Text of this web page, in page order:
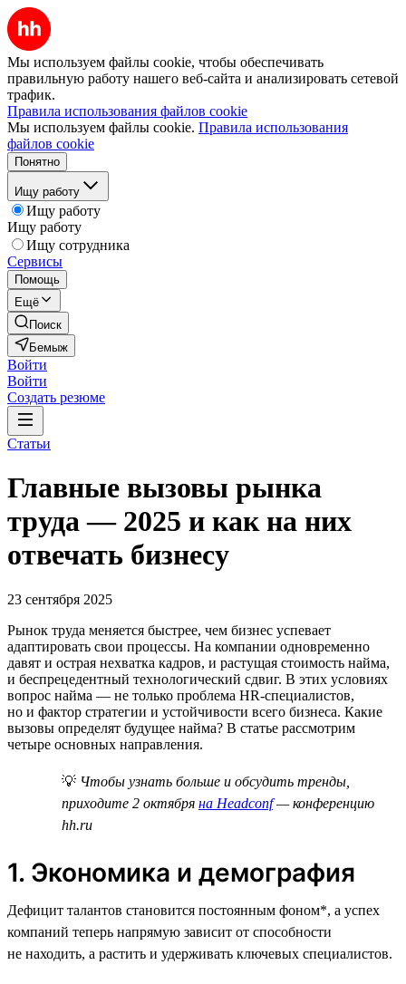
Мы используем файлы cookie, чтобы обеспечивать
правильную работу нашего веб-сайта и анализировать сетевой
трафик.
Правила использования файлов cookie
Мы используем файлы cookie. Правила использования
файлов cookie
Понятно
Ищу работу
Ищу работу
Ищу работу
Ищу сотрудника
Сервисы
Помощь
Ещё
Поиск
Бемыж
Войти
Войти
Создать резюме
Статьи
Главные вызовы рынка
труда — 2025 и как на них
отвечать бизнесу
23 сентября 2025
Рынок труда меняется быстрее, чем бизнес успевает
адаптировать свои процессы. На компании одновременно
давят и острая нехватка кадров, и растущая стоимость найма,
и беспрецедентный технологический сдвиг. В этих условиях
вопрос найма — не только проблема HR-специалистов,
но и фактор стратегии и устойчивости всего бизнеса. Какие
вызовы определят будущее найма? В статье рассмотрим
четыре основных направления.
💡 Чтобы узнать больше и обсудить тренды,
приходите 2 октября на Headconf— конференцию
hh.ru
1. Экономика и демография
Дефицит талантов становится постоянным фоном*, а успех
компаний теперь напрямую зависит от способности
не находить, а растить и удерживать ключевых специалистов.